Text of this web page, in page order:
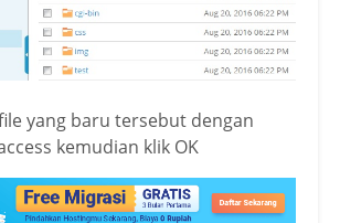
yang baru tersebut dengan
kemudian klik OK